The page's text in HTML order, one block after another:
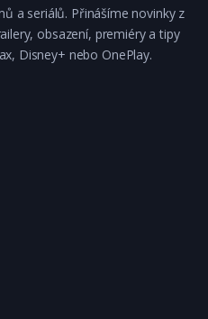
a seriálů. Přinášíme novinky z
obsazení, premiéry a tipy
Disney+ nebo OnePlay.